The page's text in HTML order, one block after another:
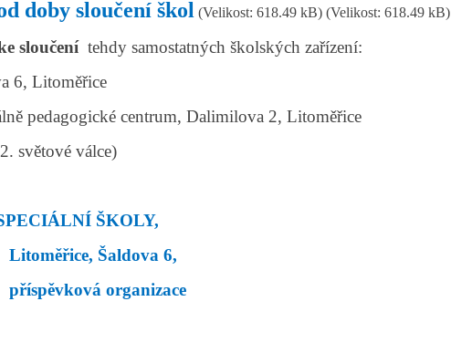
doby sloučení škol (Velikost: 618.49 kB) (Velikost: 618.49 kB)
sloučení tehdy samostatných školských zařízení:
6, Litoměřice
pedagogické centrum, Dalimilova 2, Litoměřice
světové válce)
ŠKOLY,
Litoměřice, Šaldova 6,
příspěvková organizace